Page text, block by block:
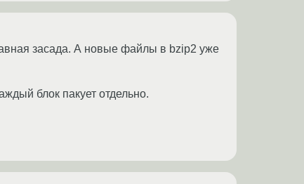
засада. А новые файлы в bzip2 уже
блок пакует отдельно.